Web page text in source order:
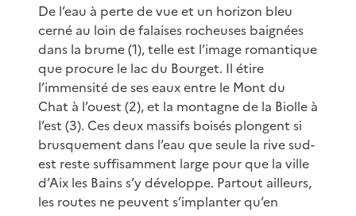
De l’eau à perte de vue et un horizon bleu
cerné au loin de falaises rocheuses baignées
dans la brume (1), telle est l’image romantique
que procure le lac du Bourget. Il étire
l’immensité de ses eaux entre le Mont du
Chat à l’ouest (2), et la montagne de la Biolle à
l’est (3). Ces deux massifs boisés plongent si
brusquement dans l’eau que seule la rive sud-
est reste suffisamment large pour que la ville
d’Aix les Bains s’y développe. Partout ailleurs,
les routes ne peuvent s’implanter qu’en